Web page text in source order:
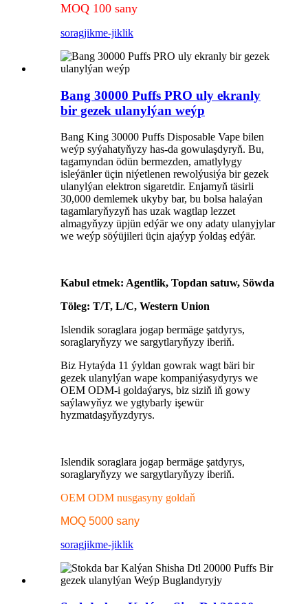
MOQ 100 sany
soragjikme-jiklik
Bang 30000 Puffs PRO uly ekranly
bir gezek ulanylýan weýp
Bang King 30000 Puffs Disposable Vape bilen
weýp syýahatyňyzy has-da gowulaşdyryň. Bu,
tagamyndan ödün bermezden, amatlylygy
isleýänler üçin niýetlenen rewolýusiýa bir gezek
ulanylýan elektron sigaretdir. Enjamyň täsirli
30,000 demlemek ukyby bar, bu bolsa halaýan
tagamlaryňyzyň has uzak wagtlap lezzet
almagyňyzy üpjün edýär we ony adaty ulanyjylar
we weýp söýüjileri üçin ajaýyp ýoldaş edýär.
Kabul etmek: Agentlik, Topdan satuw, Söwda
Töleg: T/T, L/C, Western Union
Islendik soraglara jogap bermäge şatdyrys,
soraglaryňyzy we sargytlaryňyzy iberiň.
Biz Hytaýda 11 ýyldan gowrak wagt bäri bir
gezek ulanylýan wape kompaniýasydyrys we
OEM ODM-i goldaýarys, biz siziň iň gowy
saýlawyňyz we ygtybarly işewür
hyzmatdaşyňyzdyrys.
Islendik soraglara jogap bermäge şatdyrys,
soraglaryňyzy we sargytlaryňyzy iberiň.
OEM ODM nusgasyny goldaň
MOQ 5000 sany
soragjikme-jiklik